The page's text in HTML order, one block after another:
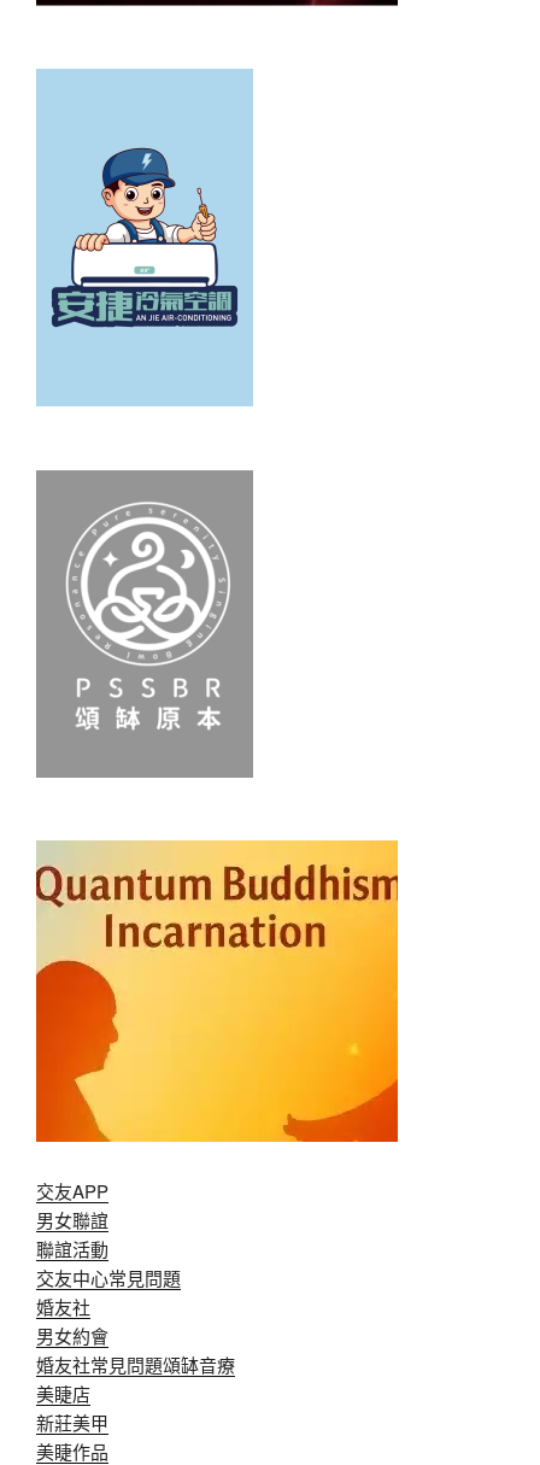
交友APP
男女聯誼
聯誼活動
交友中心常見問題
婚友社
男女約會
婚友社常見問題頌缽音療
美睫店
新莊美甲
美睫作品